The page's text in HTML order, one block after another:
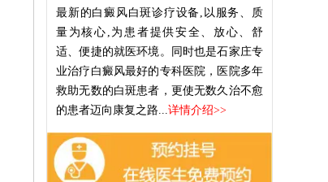
最新的白癜风白斑诊疗设备,以服务、质
量为核心,为患者提供安全、放心、舒
适、便捷的就医环境。同时也是石家庄专
业治疗白癜风最好的专科医院，医院多年
救助无数的白斑患者，更使无数久治不愈
的患者迈向康复之路... 详情介绍>>